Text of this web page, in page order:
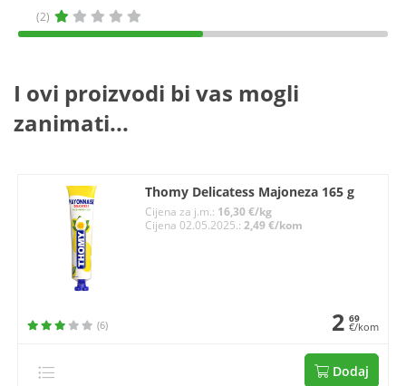
(2)
I ovi proizvodi bi vas mogli
zanimati...
Thomy Delicatess Majoneza 165 g
Cijena za j.m.: 16,30 €/kg
Cijena 02.05.2025.:2,49 €/kom
(6) 2 69
€/kom
Dodaj